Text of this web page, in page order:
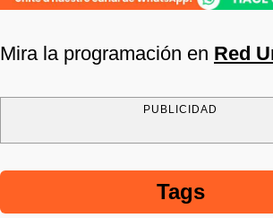
Mira la programación en Red
PUBLICIDAD
Tags